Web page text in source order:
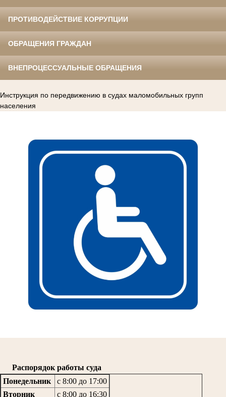
ПРОТИВОДЕЙСТВИЕ КОРРУПЦИИ
ОБРАЩЕНИЯ ГРАЖДАН
ВНЕПРОЦЕССУАЛЬНЫЕ ОБРАЩЕНИЯ
Инструкция по передвижению в судах маломобильных групп
населения
Распорядок работы суда
Понедельник
с 8:00 до 17:00
Вторник
с 8:00 до 16:30